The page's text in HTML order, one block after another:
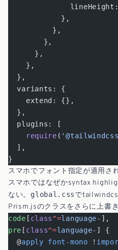
            },
          },
        },
      },
    },
  },
  variants: {
    extend: {},
  },
  plugins: [
    require
(
  ],
}
スマホでフォント指定が適用さ
スマホではなぜかsyntax
ない。 global.cssで
Prism.jsのクラスをさらに上書き
code [ class^=language- ],
pre [ class^=language- ] {
  @
apply font-mono !